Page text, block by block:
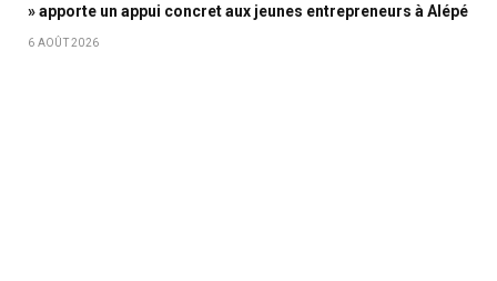
» apporte un appui concret aux jeunes entrepreneurs à Alépé
6 AOÛT 2026